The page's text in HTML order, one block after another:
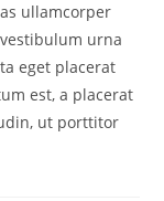
ullamcorper
urna
eget placerat
est, a placerat
ut porttitor